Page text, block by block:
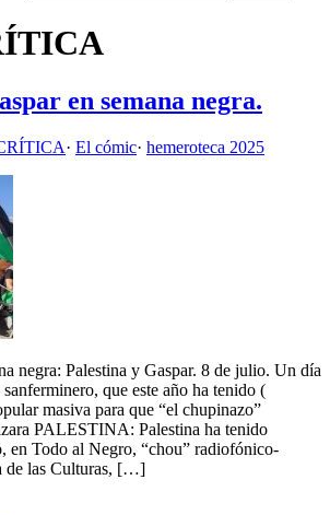
en semana negra.
· El cómic· hemeroteca 2025
negra: Palestina y Gaspar. 8 de julio. Un día
que este año ha tenido (
masiva para que “el chupinazo”
PALESTINA: Palestina ha tenido
en Todo al Negro, “chou” radiofónico-
de las Culturas, […]